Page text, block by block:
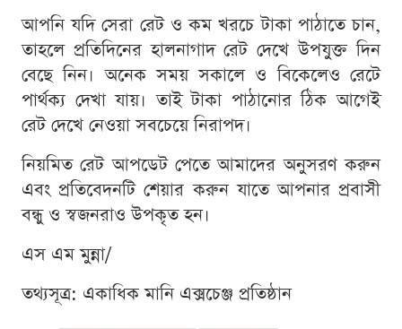
আপনি যদি সেরা রেট ও কম খরচে টাকা পাঠাতে চান,
তাহলে প্রতিদিনের হালনাগাদ রেট দেখে উপযুক্ত দিন
বেছে নিন। অনেক সময় সকালে ও বিকেলেও রেটে
পার্থক্য দেখা যায়। তাই টাকা পাঠানোর ঠিক আগেই
রেট দেখে নেওয়া সবচেয়ে নিরাপদ।
নিয়মিত রেট আপডেট পেতে আমাদের অনুসরণ করুন
এবং প্রতিবেদনটি শেয়ার করুন যাতে আপনার প্রবাসী
বন্ধু ও স্বজনরাও উপকৃত হন।
এস এম মুন্না/
তথ্যসূত্র: একাধিক মানি এক্সচেঞ্জ প্রতিষ্ঠান